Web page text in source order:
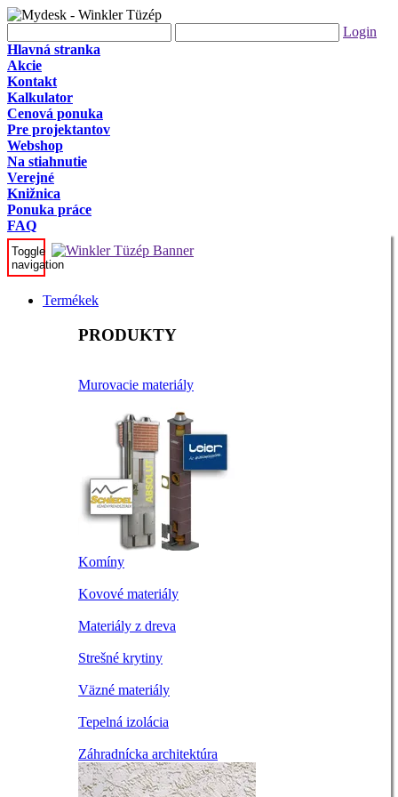
Login
Hlavná stranka
Akcie
Kontakt
Kalkulator
Cenová ponuka
Pre projektantov
Webshop
Na stiahnutie
Verejné
Knižnica
Ponuka práce
FAQ
Toggle
navigation
Termékek
PRODUKTY
Murovacie materiály
Komíny
Kovové materiály
Materiály z dreva
Strešné krytiny
Väzné materiály
Tepelná izolácia
Záhradnícka architektúra